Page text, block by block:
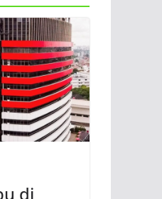
di